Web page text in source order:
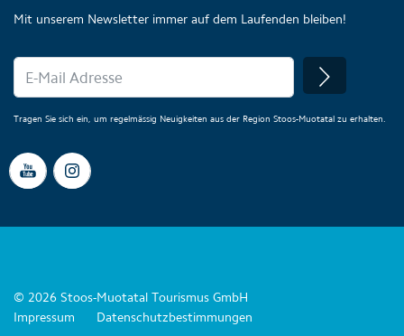
Mit unserem Newsletter immer auf dem Laufenden bleiben!
Tragen Sie sich ein, um regelmässig Neuigkeiten aus der Region Stoos-Muotatal zu erhalten.
© 2026 Stoos-Muotatal Tourismus GmbH
Impressum
Datenschutzbestimmungen